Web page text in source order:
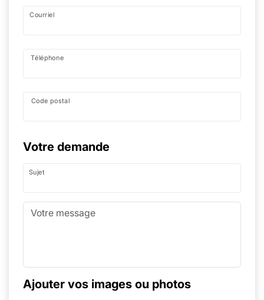
Courriel
Téléphone
Code postal
Votre demande
Sujet
Ajouter vos images ou photos